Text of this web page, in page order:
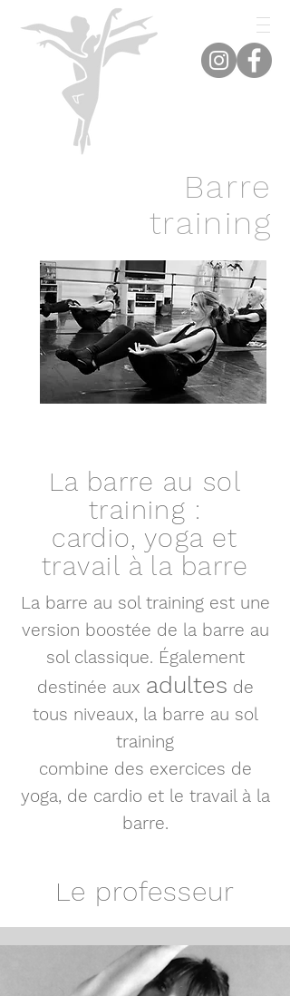
Barre
training
La barre au sol
training :
cardio, yoga et
travail à la barre
La barre au sol training est une
version boostée de la barre au
sol classique. Également
destinée aux adultes de
tous niveaux, la barre au sol
training
combine des exercices de
yoga, de cardio et le travail à la
barre.
Le professeur